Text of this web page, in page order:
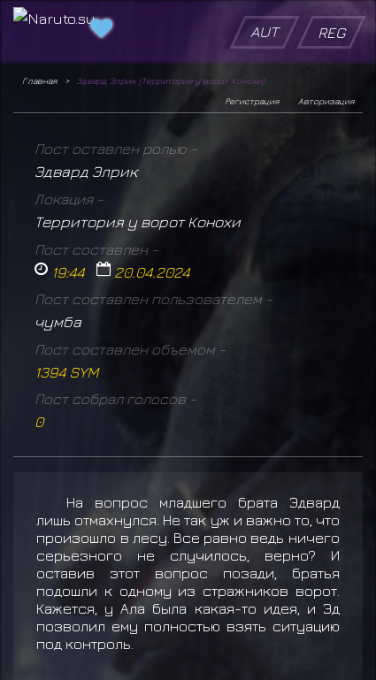
AUT REG
Главная
Эдвард Элрик (Территория у ворот Конохи)
Авторизация
Регистрация
Пост оставлен ролью -
Эдвард Элрик
Локация -
Территория у ворот Конохи
Пост составлен -
19:44 20.04.2024
Пост составлен пользователем -
чумба
Пост составлен объемом -
1394 SYM
Пост собрал голосов -
0
На вопрос младшего брата Эдвард
лишь отмахнулся. Не так уж и важно то, что
произошло в лесу. Все равно ведь ничего
серьезного не случилось, верно? И
оставив этот вопрос позади, братья
подошли к одному из стражников ворот.
Кажется, у Ала была какая-то идея, и Эд
позволил ему полностью взять ситуацию
под контроль.